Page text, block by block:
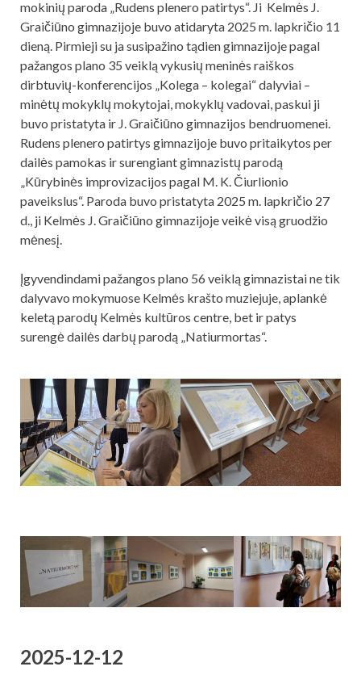
mokinių paroda „Rudens plenero patirtys“. Ji Kelmės J.
Graičiūno gimnazijoje buvo atidaryta 2025 m. lapkričio 11
dieną. Pirmieji su ja susipažino tądien gimnazijoje pagal
pažangos plano 35 veiklą vykusių meninės raiškos
dirbtuvių-konferencijos „Kolega – kolegai“ dalyviai –
minėtų mokyklų mokytojai, mokyklų vadovai, paskui ji
buvo pristatyta ir J. Graičiūno gimnazijos bendruomenei.
Rudens plenero patirtys gimnazijoje buvo pritaikytos per
dailės pamokas ir surengiant gimnazistų parodą
„Kūrybinės improvizacijos pagal M. K. Čiurlionio
paveikslus“. Paroda buvo pristatyta 2025 m. lapkričio 27
d., ji Kelmės J. Graičiūno gimnazijoje veikė visą gruodžio
mėnesį.
Įgyvendindami pažangos plano 56 veiklą gimnazistai ne tik
dalyvavo mokymuose Kelmės krašto muziejuje, aplankė
keletą parodų Kelmės kultūros centre, bet ir patys
surengė dailės darbų parodą „Natiurmortas“.
2025-12-12